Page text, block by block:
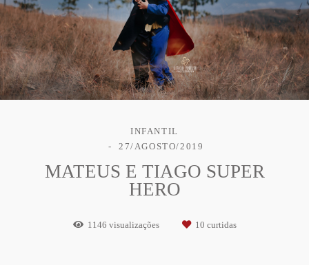
INFANTIL
27/AGOSTO/2019
MATEUS E TIAGO SUPER
HERO
1146 visualizações 10 curtidas